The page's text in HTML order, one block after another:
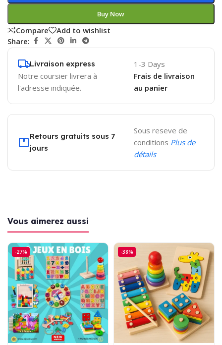
Buy Now
Compare
Add to wishlist
Share:
Livraison express
Notre coursier livrera à
l'adresse indiquée.
1-3 Days
Frais de livraison
au panier
Retours gratuits sous 7
jours
Sous reseve de
conditions Plus de
détails
Vous aimerez aussi
-27% -38%